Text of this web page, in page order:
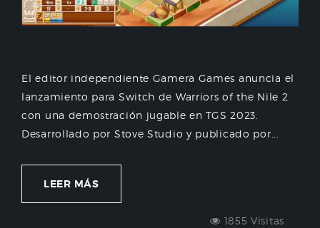
El editor independiente Gamera Games anuncia el
lanzamiento para Switch de Warriors of the Nile 2
con una demostración jugable en TGS 2023.
Desarrollado por Stove Studio y publicado por...
LEER MÁS
1855 Visitas